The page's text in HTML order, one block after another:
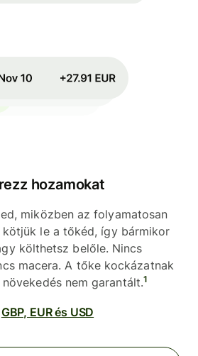
hozamokat
miközben az folyamatosan
kötjük le a tőkéd, így bármikor
költhetsz belőle. Nincs
macera. A tőke kockázatnak
nem garantált.1
GBP, EUR és USD